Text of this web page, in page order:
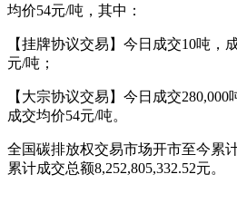
均价54元/吨，其中：
【挂牌协议交易】今日成交10吨，
元/吨；
【大宗协议交易】今日成交280,000
成交均价54元/吨。
全国碳排放权交易市场开市至今累
累计成交总额8,252,805,332.52元。